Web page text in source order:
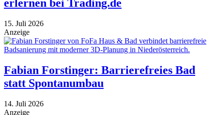
erlernen bei Trading.de
15. Juli 2026
Anzeige
Fabian Forstinger: Barrierefreies Bad
statt Spontanumbau
14. Juli 2026
Anzeige